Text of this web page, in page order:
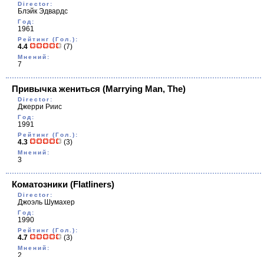
Director:
Блэйк Эдвардс
Год:
1961
Рейтинг (Гол.):
4.4 (7)
Мнений:
7
Привычка жениться (Marrying Man, The)
Director:
Джерри Риис
Год:
1991
Рейтинг (Гол.):
4.3 (3)
Мнений:
3
Коматозники (Flatliners)
Director:
Джоэль Шумахер
Год:
1990
Рейтинг (Гол.):
4.7 (3)
Мнений:
2